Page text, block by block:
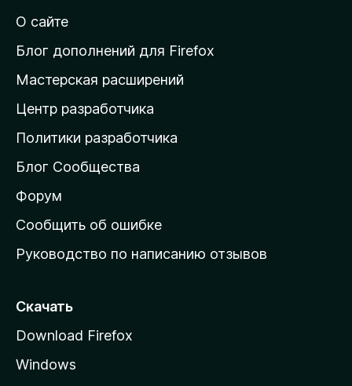
й
т
и
а
д
о
а
ш
н
ю
т
а
н
О сайте
Блог дополнений для Firefox
Мастерская расширений
Центр разработчика
Политики разработчика
Блог Сообщества
Форум
Сообщить об ошибке
Руководство по написанию отзывов
Скачать
Download Firefox
Windows